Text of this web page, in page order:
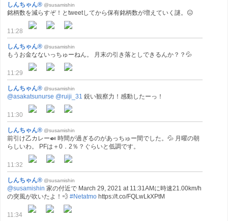
しんちゃん® @susamishin
銘柄数を減らすぞ！とtweetしてから保有銘柄数が増えていく謎。😑
11:28
しんちゃん® @susamishin
もうお金なないっちゅーねん。 月末の引き落としできるんか？？💦
11:29
しんちゃん® @susamishin
@asakatsunurse @ruiji_31 鋭い観察力！感動したーっ！
11:30
しんちゃん® @susamishin
前引け乙カレー🍛 時間が過ぎるのがあっちゅー間でした。💦 月曜の朝
らしいわ。 PFは＋0．2％？ぐらいと低調です。
11:32
しんちゃん® @susamishin
@susamishin 家の付近で March 29, 2021 at 11:31AMに時速21.00km/h
の突風が吹いたよ！💨 #Netatmo https://t.co/FQLwLkXPtM
11:34